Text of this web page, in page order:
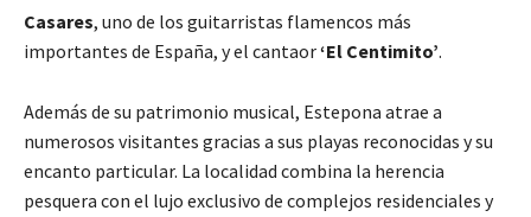
Casares, uno de los guitarristas flamencos más
importantes de España, y el cantaor‘El Centimito’.
Además de su patrimonio musical, Estepona atrae a
numerosos visitantes gracias a sus playas reconocidas y su
encanto particular. La localidad combina la herencia
pesquera con el lujo exclusivo de complejos residenciales y